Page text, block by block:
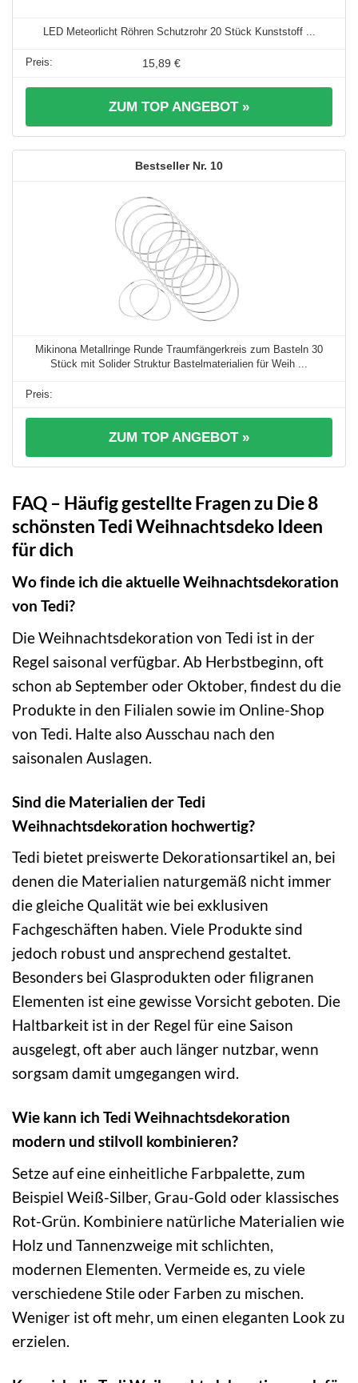
LED Meteorlicht Röhren Schutzrohr 20 Stück Kunststoff ...
15,89 €
ZUM TOP ANGEBOT »
10
Mikinona Metallringe Runde Traumfängerkreis zum Basteln 30
Stück mit Solider Struktur Bastelmaterialien für Weih ...
ZUM TOP ANGEBOT »
FAQ – Häufig gestellte Fragen zu Die 8
schönsten Tedi Weihnachtsdeko Ideen
für dich
Wo finde ich die aktuelle Weihnachtsdekoration
von Tedi?
Die Weihnachtsdekoration von Tedi ist in der
Regel saisonal verfügbar. Ab Herbstbeginn, oft
schon ab September oder Oktober, findest du die
Produkte in den Filialen sowie im Online-Shop
von Tedi. Halte also Ausschau nach den
saisonalen Auslagen.
Sind die Materialien der Tedi
Weihnachtsdekoration hochwertig?
Tedi bietet preiswerte Dekorationsartikel an, bei
denen die Materialien naturgemäß nicht immer
die gleiche Qualität wie bei exklusiven
Fachgeschäften haben. Viele Produkte sind
jedoch robust und ansprechend gestaltet.
Besonders bei Glasprodukten oder filigranen
Elementen ist eine gewisse Vorsicht geboten. Die
Haltbarkeit ist in der Regel für eine Saison
ausgelegt, oft aber auch länger nutzbar, wenn
sorgsam damit umgegangen wird.
Wie kann ich Tedi Weihnachtsdekoration
modern und stilvoll kombinieren?
Setze auf eine einheitliche Farbpalette, zum
Beispiel Weiß-Silber, Grau-Gold oder klassisches
Rot-Grün. Kombiniere natürliche Materialien wie
Holz und Tannenzweige mit schlichten,
modernen Elementen. Vermeide es, zu viele
verschiedene Stile oder Farben zu mischen.
Weniger ist oft mehr, um einen eleganten Look zu
erzielen.